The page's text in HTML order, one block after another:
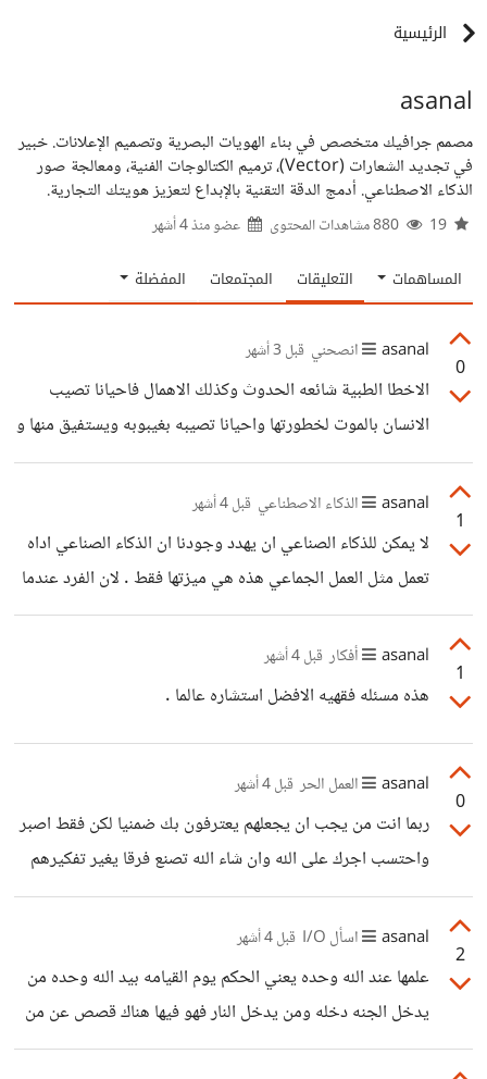
الرئيسية
asanal
مصمم جرافيك متخصص في بناء الهويات البصرية وتصميم الإعلانات. خبير
في تجديد الشعارات (Vector)، ترميم الكتالوجات الفنية، ومعالجة صور
الذكاء الاصطناعي. أدمج الدقة التقنية بالإبداع لتعزيز هويتك التجارية.
عضو منذ4 أشهر
المساهمات التعليقات المجتمعات المفضلة
0
asanal انصحني قبل 3 أشهر
الاخطا الطبية شائعه الحدوث وكذلك الاهمال فاحيانا تصيب
الانسان بالموت لخطورتها واحيانا تصيبه بغيبوبه ويستفيق منها و
يجد ان ما انعم الله به من سمع وبصر وحركه قد فقدها بسبب
الخطا او الاهمال وهذا حصل لي بسبب خطا في صرف الدواء او
الاهمال لا ادري لكن الله يعلم ان الله لا يضيع اجر من احسن
وصبر واحتسب. اما انت فما الذي حصل لك بعد ان استفقت من
الغيبوبه هل فقدت اي نعمة من نعم الله ام الحمد لله انت بخير
1
asanal الذكاء الاصطناعي قبل 4 أشهر
لا يمكن للذكاء الصناعي ان يهدد وجودنا ان الذكاء الصناعي اداه
تعمل مثل العمل الجماعي هذه هي ميزتها فقط . لان الفرد عندما
يكون لحاله يستطيع ان يستخدم الذكاء الصناعي ليكون اداه
مساعده له في علمه وعمله .
1
asanal أفكار قبل 4 أشهر
هذه مسئله فقهيه الافضل استشاره عالما .
0
asanal العمل الحر قبل 4 أشهر
ربما انت من يجب ان يجعلهم يعترفون بك ضمنيا لكن فقط اصبر
واحتسب اجرك على الله وان شاء الله تصنع فرقا يغير تفكيرهم
حولك
2
asanal اسأل I/O قبل 4 أشهر
علمها عند الله وحده يعني الحكم يوم القيامه بيد الله وحده من
يدخل الجنه دخله ومن يدخل النار فهو فيها هناك قصص عن من
يدخلون النار والجنه منها قصة "المرأة التي دخلت النار في هرّة"